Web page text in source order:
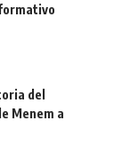
del
Menem a